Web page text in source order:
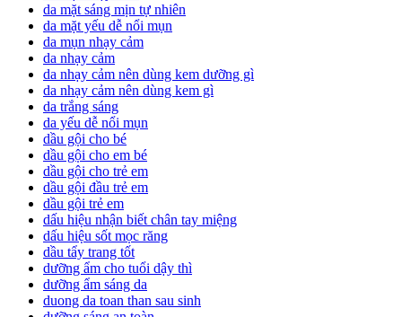
da mặt sáng mịn tự nhiên
da mặt yếu dễ nổi mụn
da mụn nhạy cảm
da nhạy cảm
da nhạy cảm nên dùng kem dưỡng gì
da nhạy cảm nên dùng kem gì
da trắng sáng
da yếu dễ nổi mụn
dầu gội cho bé
dầu gội cho em bé
dầu gội cho trẻ em
dầu gội đầu trẻ em
dầu gội trẻ em
dấu hiệu nhận biết chân tay miệng
dấu hiệu sốt mọc răng
dầu tẩy trang tốt
dưỡng ẩm cho tuổi dậy thì
dưỡng ẩm sáng da
duong da toan than sau sinh